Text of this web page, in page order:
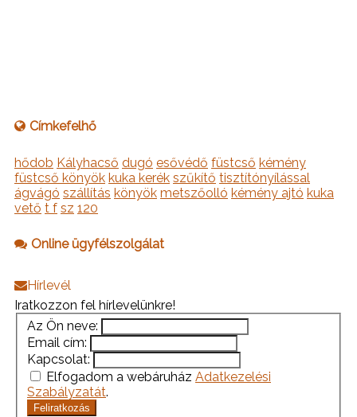
Címkefelhő
hődob Kályhacső dugó esővédő füstcső kémény
füstcső könyök kuka kerék szűkítő tisztítónyílással
ágvágó szállítás könyök metszőolló kémény ajtó kuka
vető t f sz 120
Online ügyfélszolgálat
Hírlevél
Iratkozzon fel hírlevelünkre!
Az Ön neve:
Email cím:
Kapcsolat:
Elfogadom a webáruház Adatkezelési
Szabályzatát.
Feliratkozás